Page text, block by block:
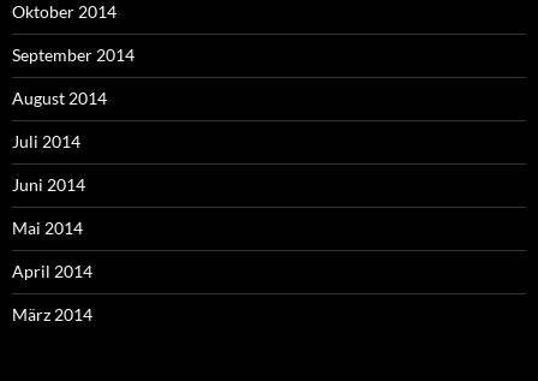
Oktober 2014
September 2014
August 2014
Juli 2014
Juni 2014
Mai 2014
April 2014
März 2014